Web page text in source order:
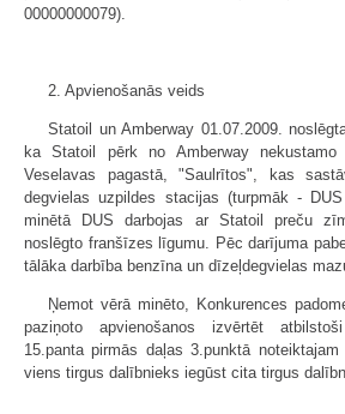
00000000079).
2. Apvienošanās veids
Statoil un Amberway 01.07.2009.
ka Statoil pērk no Amberway nekustamo
Veselavas pagastā, "Saulrītos", kas
degvielas uzpildes stacijas (turpmāk -
minētā DUS darbojas ar Statoil preču
noslēgto franšīzes līgumu. Pēc darījuma
tālāka darbība benzīna un dīzeļdegvielas
Ņemot vērā minēto, Konkurences
paziņoto apvienošanos izvērtēt
15.panta pirmās daļas 3.punktā
viens tirgus dalībnieks iegūst cita tirgus